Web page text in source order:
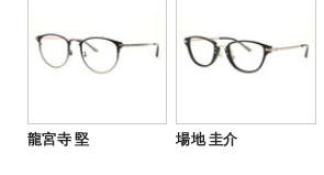
龍宮寺 堅 場地 圭介